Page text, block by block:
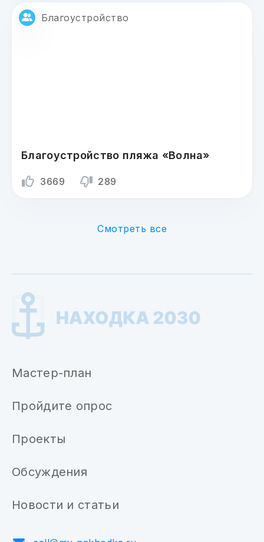
Благоустройство
Благоустройство пляжа «Волна»
3669 289
Смотреть все
Мастер-план
Пройдите опрос
Проекты
Обсуждения
Новости и статьи